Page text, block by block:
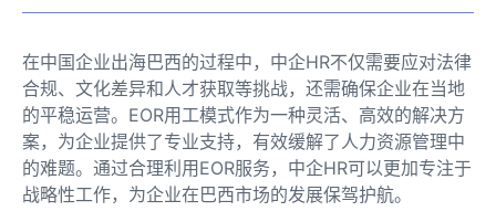
在中国企业出海巴西的过程中，中企HR不仅需要应对法律
合规、文化差异和人才获取等挑战，还需确保企业在当地
的平稳运营。EOR用工模式作为一种灵活、高效的解决方
案，为企业提供了专业支持，有效缓解了人力资源管理中
的难题。通过合理利用EOR服务，中企HR可以更加专注于
战略性工作，为企业在巴西市场的发展保驾护航。